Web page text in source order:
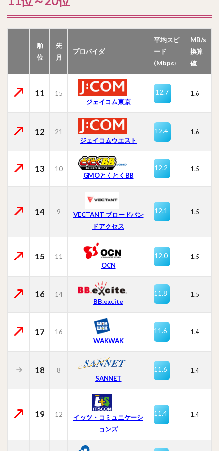
順
位
先
月
プロバイダ
平均スピ
ード
(Mbps)
MB/s
換算
値
11
15
ジェイコム東京
12.7 1.6
12
21
ジェイコムウエスト
12.4 1.6
13
10
GMOとくとくBB
12.2 1.5
14 9
VECTANT ブロードバン
ドアクセス
12.1 1.5
15
11
OCN
12.0 1.5
16
14
BB.excite
11.8 1.5
17
16
WAKWAK
11.6 1.4
18
8
SANNET
11.6 1.4
19 12
イッツ・コミュニケーシ
ョンズ
11.4 1.4